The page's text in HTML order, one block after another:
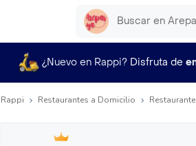
¿Nuevo en Rappi? Disfruta de
Rappi Restaurantes a Domicilio